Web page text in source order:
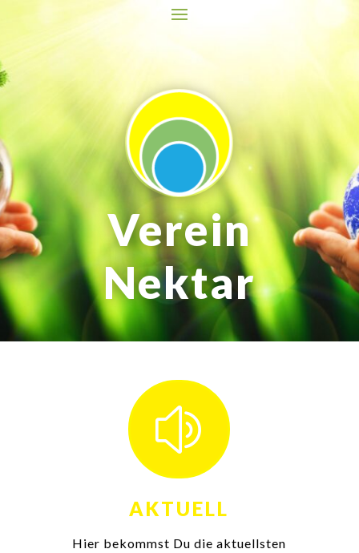
Verein
Nektar
z
AKTUELL
Hier bekommst Du die aktuellsten